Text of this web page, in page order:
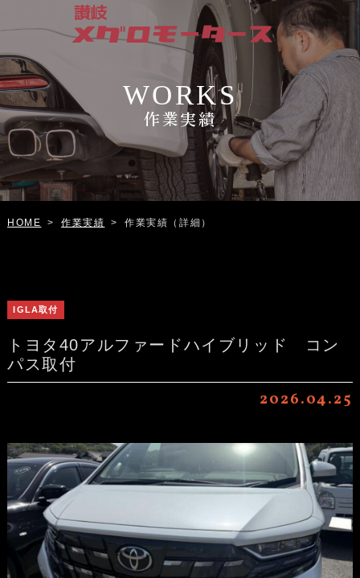
WORKS
作業実績
HOME > 作業実績 > 作業実績（詳細）
IGLA取付
トヨタ40アルファードハイブリッド コン
パス取付
2026.04.25